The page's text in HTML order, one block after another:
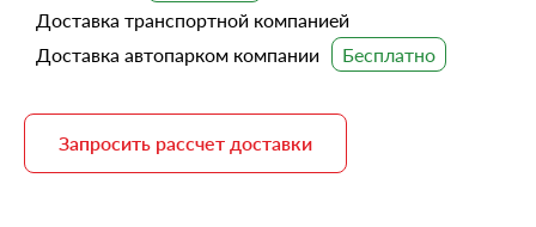
Доставка транспортной компанией
Доставка автопарком компании
Запросить рассчет доставки